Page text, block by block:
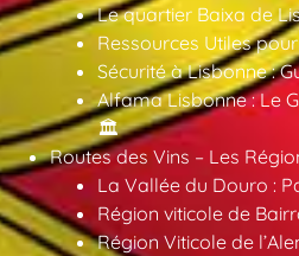
Le quartier Baixa de
Ressources Utiles
Sécurité à Lisbonne :
Alfama Lisbonne : Le
🏛️
Routes des Vins – Les
La Vallée du Douro :
Région viticole de
Région Viticole de